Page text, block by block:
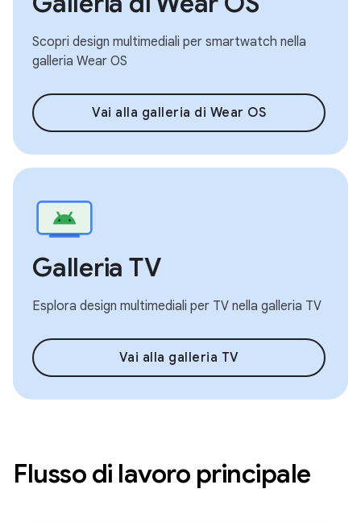
Scopri design multimediali per smartwatch nella
galleria Wear OS
Vai alla galleria di Wear OS
Galleria TV
Esplora design multimediali per TV nella galleria TV
Vai alla galleria TV
Flusso di lavoro principale